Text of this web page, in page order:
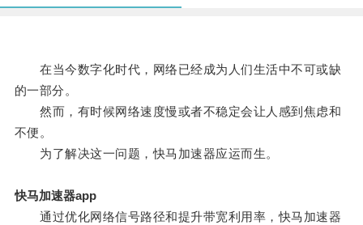
在当今数字化时代，网络已经成为人们生活中不可或缺
的一部分。
然而，有时候网络速度慢或者不稳定会让人感到焦虑和
不便。
为了解决这一问题，快马加速器应运而生。
快马加速器app
通过优化网络信号路径和提升带宽利用率，快马加速器